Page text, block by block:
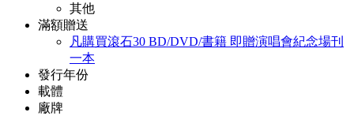
其他
滿額贈送
凡購買滾石30 BD/DVD/書籍 即贈演唱會紀念場刊
一本
發行年份
載體
廠牌